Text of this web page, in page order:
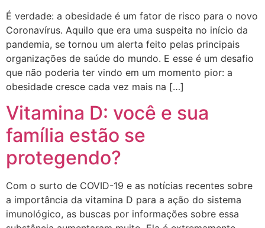
É verdade: a obesidade é um fator de risco para o novo
Coronavírus. Aquilo que era uma suspeita no início da
pandemia, se tornou um alerta feito pelas principais
organizações de saúde do mundo. E esse é um desafio
que não poderia ter vindo em um momento pior: a
obesidade cresce cada vez mais na […]
Vitamina D: você e sua
família estão se
protegendo?
Com o surto de COVID-19 e as notícias recentes sobre
a importância da vitamina D para a ação do sistema
imunológico, as buscas por informações sobre essa